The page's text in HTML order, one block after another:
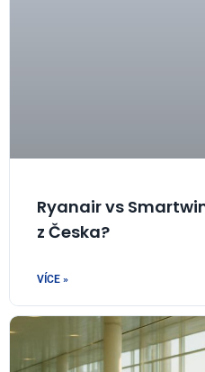
Ryanair vs
z Česka?
VÍCE »